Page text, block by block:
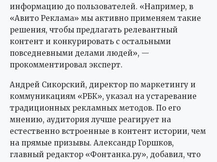
информацию до пользователей. «Например, в
«Авито Реклама» мы активно применяем такие
решения, чтобы предлагать релевантный
контент и конкурировать с остальными
повседневными делами людей», —
прокомментировал эксперт.
Андрей Сикорский, директор по маркетингу и
коммуникациям «РБК», указал на устаревание
традиционных рекламных методов. По его
мнению, аудитория лучше реагирует на
естественно встроенные в контент истории, чем
на прямые призывы. Александр Горшков,
главный редактор «Фонтанка.ру», добавил, что